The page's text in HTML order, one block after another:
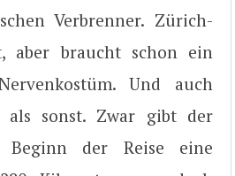
Verbrenner. Zürich-
aber braucht schon ein
Und auch
als sonst. Zwar gibt der
der Reise eine